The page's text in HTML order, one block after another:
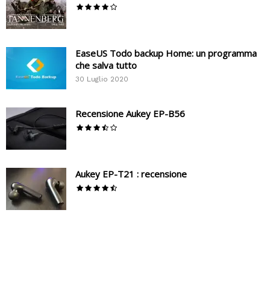
EaseUS Todo backup Home: un programma
che salva tutto
30 Luglio 2020
Recensione Aukey EP-B56
Aukey EP-T21 : recensione